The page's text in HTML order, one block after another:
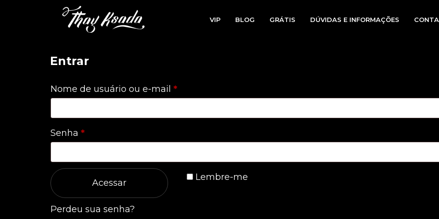
VIP BLOG GRÁTIS DÚVIDAS E INFORMAÇÕES
Entrar
Nome de usuário ou e-mail *Obrigatório
Senha *Obrigatório
Lembre-me
Acessar
Perdeu sua senha?